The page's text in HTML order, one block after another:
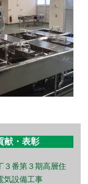
・表彰
３番第３期高層住
気設備工事